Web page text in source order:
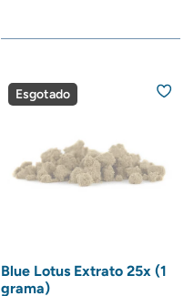
Esgotado
Blue Lotus Extrato 25x (1
grama)